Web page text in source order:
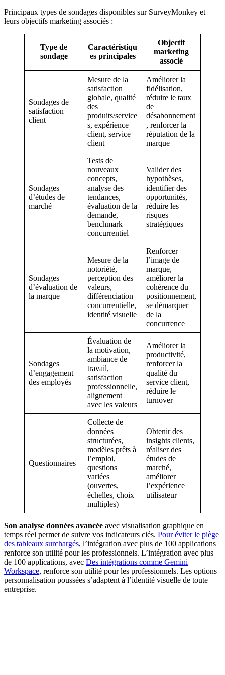
Principaux types de sondages disponibles sur SurveyMonkey et
leurs objectifs marketing associés :
Type de
sondage
Caractéristiqu
es principales
Objectif
marketing
associé
Sondages de
satisfaction
client
Mesure de la
satisfaction
globale, qualité
des
produits/service
s, expérience
client, service
client
Améliorer la
fidélisation,
réduire le taux
de
désabonnement
, renforcer la
réputation de la
marque
Sondages
d’études de
marché
Tests de
nouveaux
concepts,
analyse des
tendances,
évaluation de la
demande,
benchmark
concurrentiel
Valider des
hypothèses,
identifier des
opportunités,
réduire les
risques
stratégiques
Sondages
d’évaluation de
la marque
Mesure de la
notoriété,
perception des
valeurs,
différenciation
concurrentielle,
identité visuelle
Renforcer
l’image de
marque,
améliorer la
cohérence du
positionnement,
se démarquer
de la
concurrence
Sondages
d’engagement
des employés
Évaluation de
la motivation,
ambiance de
travail,
satisfaction
professionnelle,
alignement
avec les valeurs
Améliorer la
productivité,
renforcer la
qualité du
service client,
réduire le
turnover
Questionnaires
Collecte de
données
structurées,
modèles prêts à
l’emploi,
questions
variées
(ouvertes,
échelles, choix
multiples)
Obtenir des
insights clients,
réaliser des
études de
marché,
améliorer
l’expérience
utilisateur
Son analyse données avancée avec visualisation graphique en
temps réel permet de suivre vos indicateurs clés. Pour éviter le piège
des tableaux surchargés, l’intégration avec plus de 100 applications
renforce son utilité pour les professionnels. L’intégration avec plus
de 100 applications, avec Des intégrations comme Gemini
Workspace, renforce son utilité pour les professionnels. Les options
personnalisation poussées s’adaptent à l’identité visuelle de toute
entreprise.